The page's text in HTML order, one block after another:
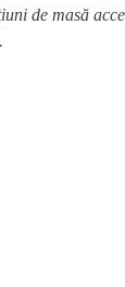
de masă